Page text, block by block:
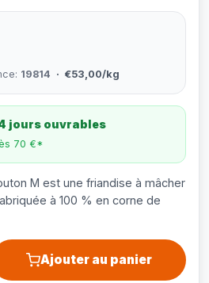
19814 · €53,00/kg
jours ouvrables
70 €*
M est une friandise à mâcher
à 100 % en corne de
Ajouter au panier